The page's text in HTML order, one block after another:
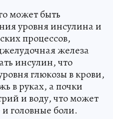
может быть
уровня инсулина и
процессов,
железа
инсулин, что
глюкозы в крови,
в руках, а почки
и воду, что может
головные боли.